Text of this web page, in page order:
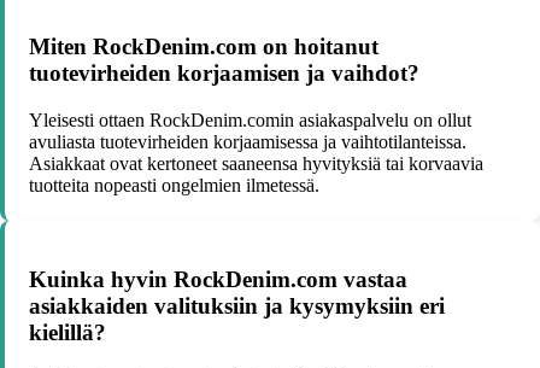
Miten RockDenim.com on hoitanut
tuotevirheiden korjaamisen ja vaihdot?
Yleisesti ottaen RockDenim.comin asiakaspalvelu on ollut
avuliasta tuotevirheiden korjaamisessa ja vaihtotilanteissa.
Asiakkaat ovat kertoneet saaneensa hyvityksiä tai korvaavia
tuotteita nopeasti ongelmien ilmetessä.
Kuinka hyvin RockDenim.com vastaa
asiakkaiden valituksiin ja kysymyksiin eri
kielillä?